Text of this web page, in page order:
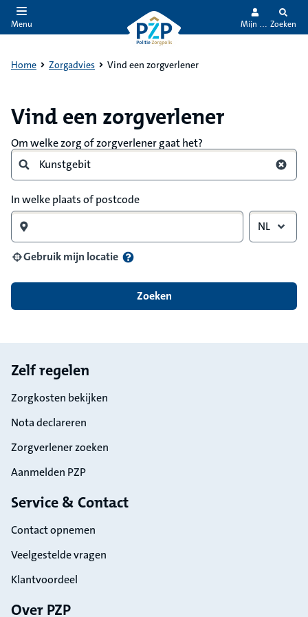
de inhoud
Menu Mijn PZP Zoeken
Home Zorgadvies Vind een zorgverlener
Vind een zorgverlener
Om welke zorg of zorgverlener gaat het?
In welke plaats of postcode
NL
Gebruik mijn locatie
Zoeken
Zelf regelen
Zorgkosten bekijken
Nota declareren
Zorgverlener zoeken
Aanmelden PZP
Service & Contact
Contact opnemen
Veelgestelde vragen
Klantvoordeel
Over PZP